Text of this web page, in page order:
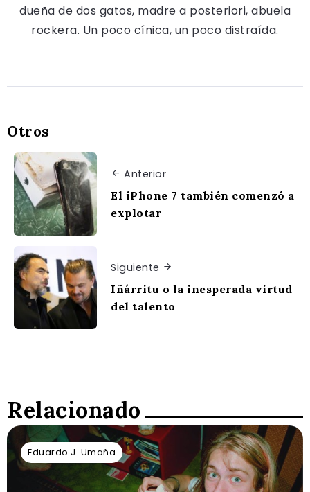
dueña de dos gatos, madre a posteriori, abuela
rockera. Un poco cínica, un poco distraída.
Otros
Anterior
El iPhone 7 también comenzó a
explotar
Siguiente
Iñárritu o la inesperada virtud
del talento
Relacionado
Eduardo J. Umaña